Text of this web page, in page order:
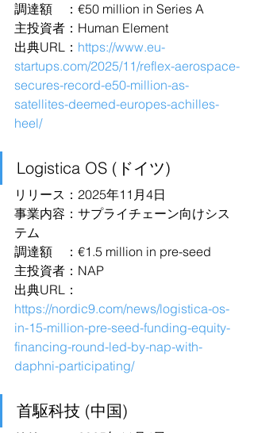
調達額　：€50 million in Series A
主投資者：Human Element
出典URL： https://www.eu-
startups.com/2025/11/reflex-aerospace-
secures-record-e50-million-as-
satellites-deemed-europes-achilles-
heel/
Logistica OS (ドイツ)
リリース：2025年11月4日
事業内容：サプライチェーン向けシス
テム
調達額　：€1.5 million in pre-seed
主投資者：NAP
出典URL：
https://nordic9.com/news/logistica-os-
in-15-million-pre-seed-funding-equity-
financing-round-led-by-nap-with-
daphni-participating/
首駆科技 (中国)